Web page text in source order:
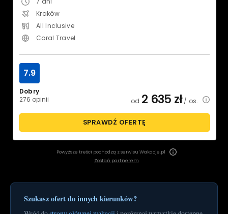
Kraków
All Inclusive
Coral Travel
Dobry
276 opinii
7.9
od 2 635 zł/ os.
SPRAWDŹ OFERTĘ
Powyższe treści pochodzą z serwisu Wakacje.pl
Zostań partnerem
Szukasz ofert do innych kierunków?